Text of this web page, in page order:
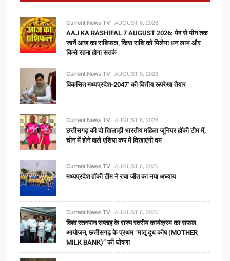
Current News TV AUGUST 6, 2026
AAJ KA RASHIFAL 7 AUGUST 2026: मेष से मीन तक
जानें आज का राशिफल, किस राशि को मिलेगा धन लाभ और
किसे रहना होगा सतर्क
Current News TV AUGUST 6, 2026
विकसित मध्यप्रदेश-2047’ की वित्तीय रूपरेखा तैयार
Current News TV AUGUST 6, 2026
छत्तीसगढ़ की दो खिलाड़ी भारतीय महिला जूनियर हॉकी टीम में,
चीन में होने वाले एशिया कप में दिखाएंगी दम
Current News TV AUGUST 6, 2026
मध्यप्रदेश हॉकी टीम ने रचा जीत का नया अध्याय
Current News TV AUGUST 6, 2026
विश्व स्तनपान सप्ताह के राज्य स्तरीय कार्यक्रम का सफल
आयोजन, छत्तीसगढ़ के प्रथम “मातृ दूध कोष (MOTHER
MILK BANK)” की घोषणा